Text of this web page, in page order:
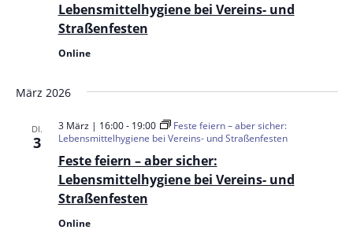
Lebensmittelhygiene bei Vereins- und
Straßenfesten
Online
März 2026
DI.
3
Feste feiern – aber sicher:
Lebensmittelhygiene bei Vereins- und
Straßenfesten
3 März | 16:00- 19:00
Feste feiern – aber sicher:
Lebensmittelhygiene bei Vereins- und Straßenfesten
Online